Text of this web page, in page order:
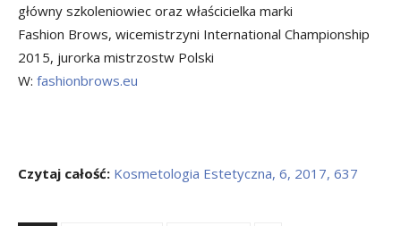
główny szkoleniowiec oraz właścicielka marki
Fashion Brows, wicemistrzyni International Championship
2015, jurorka mistrzostw Polski
W: fashionbrows.eu
Czytaj całość: Kosmetologia Estetyczna, 6, 2017, 637